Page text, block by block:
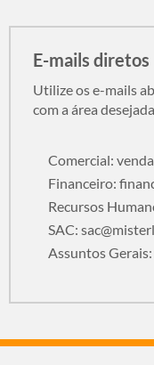
E-mails diretos
Utilize os e-mails
com a área
Comercial:
Financeiro:
Recursos
SAC:
Assuntos Gerais: